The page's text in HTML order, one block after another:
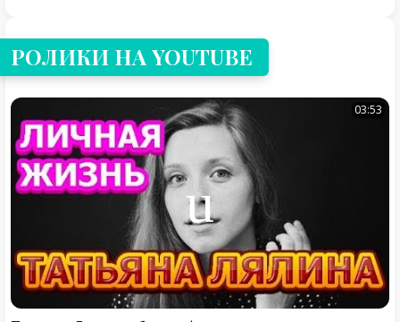
РОЛИКИ НА YOUTUBE
03:53